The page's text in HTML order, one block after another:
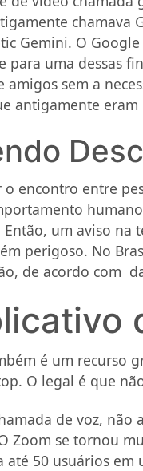
chamava
Gemini. O
para uma dessas
amigos sem a
antigamente
encontro entre
Então, um aviso
perigoso. No
de acordo com
é um recurso
O legal é que
de voz, não
Zoom se tornou
até 50 usuários